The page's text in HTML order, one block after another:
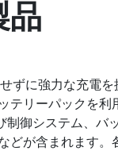
品
ずに強力な充電
リーパックを
制御システム、
が含まれます。